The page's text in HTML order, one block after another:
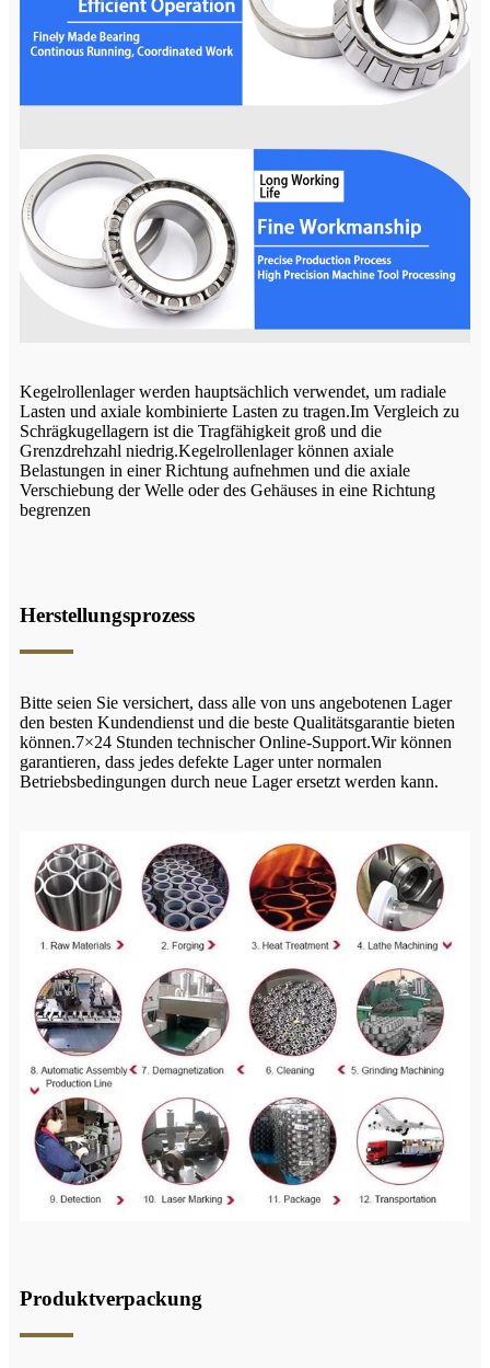
Kegelrollenlager werden hauptsächlich verwendet, um radiale
Lasten und axiale kombinierte Lasten zu tragen.Im Vergleich zu
Schrägkugellagern ist die Tragfähigkeit groß und die
Grenzdrehzahl niedrig.Kegelrollenlager können axiale
Belastungen in einer Richtung aufnehmen und die axiale
Verschiebung der Welle oder des Gehäuses in eine Richtung
begrenzen
Herstellungsprozess
Bitte seien Sie versichert, dass alle von uns angebotenen Lager
den besten Kundendienst und die beste Qualitätsgarantie bieten
können.7×24 Stunden technischer Online-Support.Wir können
garantieren, dass jedes defekte Lager unter normalen
Betriebsbedingungen durch neue Lager ersetzt werden kann.
Produktverpackung